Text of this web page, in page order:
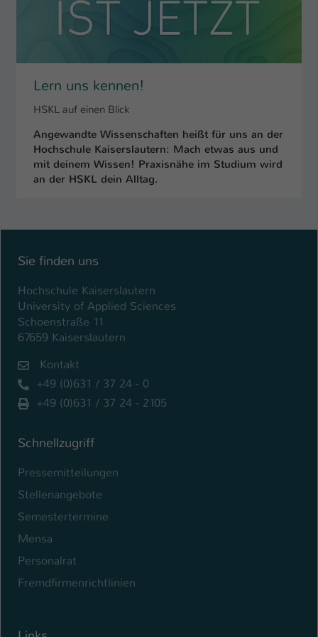
Lern uns kennen!
HSKL auf einen Blick
Angewandte Wissenschaften heißt für uns an der
Hochschule Kaiserslautern: Mach etwas aus und
mit deinem Wissen! Praxisnähe im Studium wird
an der HSKL dein Alltag.
Sie finden uns
Hochschule Kaiserslautern
University of Applied Sciences
Schoenstraße 11
67659 Kaiserslautern
Kontakt
+49 (0)631 / 37 24 - 0
+49 (0)631 / 37 24 - 2105
Schnellzugriff
Pressemitteilungen
Stellenangebote
Semestertermine
Mensa
Personalrat
Fremdfirmenrichtlinien
be_typo_user
Laufzeit 1 Tag
Zweck
Dieser Cookie teilt der Webseite mit, ob
ein Besucher im Typo3-Backend
angemeldet ist und Rechte besitzt diese
zu verwalten.